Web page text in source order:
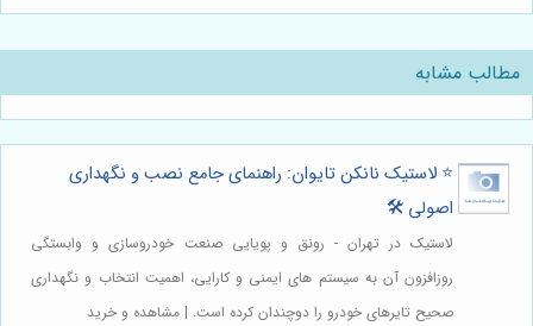
مطالب مشابه
⭐️ لاستیک نانکن تایوان: راهنمای جامع نصب و نگهداری
اصولی 🛠️
لاستیک در تهران - رونق و پویایی صنعت خودروسازی و وابستگی
روزافزون آن به سیستم های ایمنی و کارایی، اهمیت انتخاب و نگهداری
صحیح تایرهای خودرو را دوچندان کرده است. | مشاهده و خرید